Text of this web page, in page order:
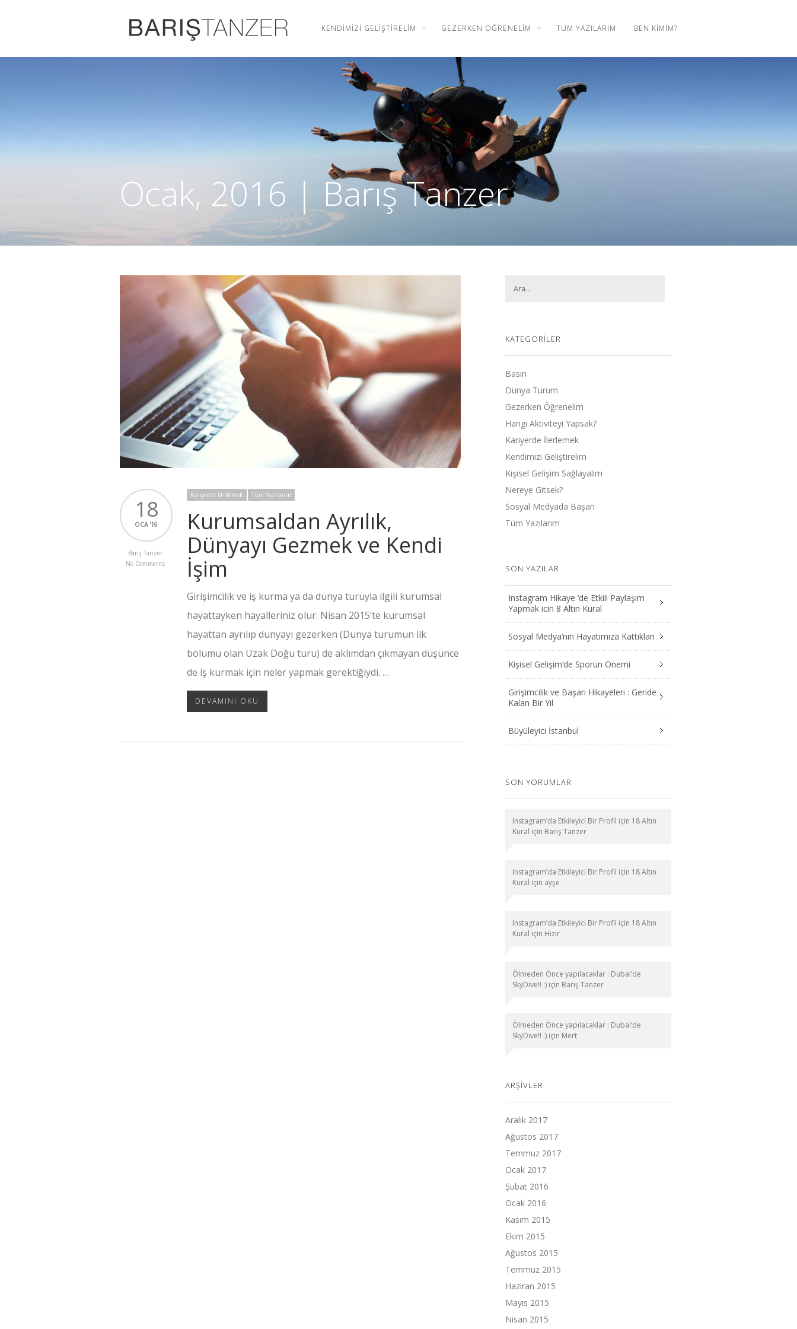
KENDIMIZI GELIŞTIRELIM GEZERKEN ÖĞRENELIM TÜM YAZILARIM BEN KIMIM?
Ocak, 2016 | Barış Tanzer
18
OCA '16
Barış Tanzer
No Comments
Kariyerde İlerlemek Tüm Yazılarım
Kurumsaldan Ayrılık,
Dünyayı Gezmek ve Kendi
İşim
Girişimcilik ve iş kurma ya da dünya turuyla ilgili kurumsal
hayattayken hayalleriniz olur. Nisan 2015’te kurumsal
hayattan ayrılıp dünyayı gezerken (Dünya turumun ilk
bölümü olan Uzak Doğu turu) de aklımdan çıkmayan düşünce
de iş kurmak için neler yapmak gerektiğiydi. …
DEVAMINI OKU
KATEGORILER
Basın
Dünya Turum
Gezerken Öğrenelim
Hangi Aktiviteyi Yapsak?
Kariyerde İlerlemek
Kendimizi Geliştirelim
Kişisel Gelişim Sağlayalım
Nereye Gitsek?
Sosyal Medyada Başarı
Tüm Yazılarım
SON YAZILAR
Instagram Hikaye ‘de Etkili Paylaşım
Yapmak icin 8 Altın Kural
Sosyal Medya’nın Hayatımıza Kattıkları
Kişisel Gelişim’de Sporun Önemi
Girişimcilik ve Başarı Hikayeleri : Geride
Kalan Bir Yıl
Büyüleyici İstanbul
SON YORUMLAR
Instagram’da Etkileyici Bir Profil için 18 Altın
Kural için Barış Tanzer
Instagram’da Etkileyici Bir Profil için 18 Altın
Kural için ayşe
Instagram’da Etkileyici Bir Profil için 18 Altın
Kural için Hızır
Ölmeden Önce yapılacaklar : Dubai’de
SkyDive!! :) için Barış Tanzer
Ölmeden Önce yapılacaklar : Dubai’de
SkyDive!! :) için Mert
ARŞIVLER
Aralık 2017
Ağustos 2017
Temmuz 2017
Ocak 2017
Şubat 2016
Ocak 2016
Kasım 2015
Ekim 2015
Ağustos 2015
Temmuz 2015
Haziran 2015
Mayıs 2015
Nisan 2015